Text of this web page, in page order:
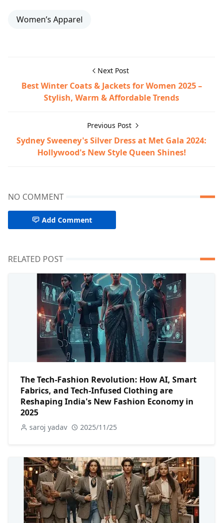
Women’s Apparel
Next Post
Best Winter Coats & Jackets for Women 2025 –
Stylish, Warm & Affordable Trends
Previous Post
Sydney Sweeney's Silver Dress at Met Gala 2024:
Hollywood's New Style Queen Shines!
NO COMMENT
Add Comment
RELATED POST
The Tech-Fashion Revolution: How AI, Smart
Fabrics, and Tech-Infused Clothing are
Reshaping India's New Fashion Economy in
2025
saroj yadav 2025/11/25